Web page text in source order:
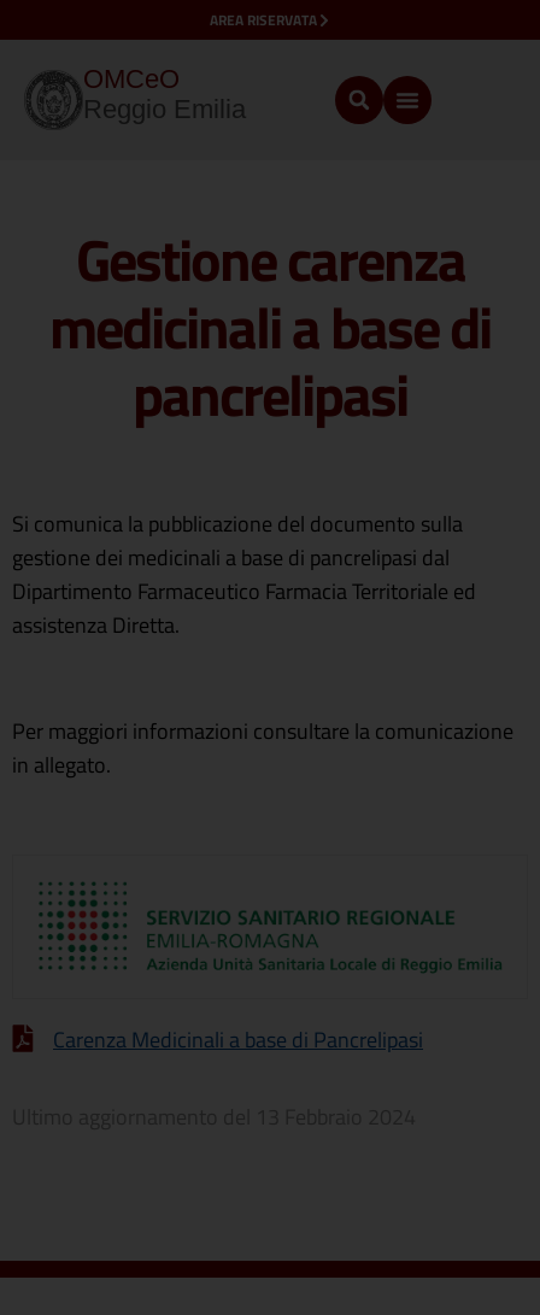
AREA RISERVATA
OMCeO
Reggio Emilia
Gestione carenza
medicinali a base di
pancrelipasi
Si comunica la pubblicazione del documento sulla
gestione dei medicinali a base di pancrelipasi dal
Dipartimento Farmaceutico Farmacia Territoriale ed
assistenza Diretta.
Per maggiori informazioni consultare la comunicazione
in allegato.
Carenza Medicinali a base di Pancrelipasi